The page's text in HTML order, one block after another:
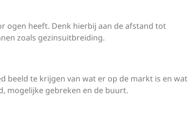
ogen heeft. Denk hierbij aan de afstand tot
zoals gezinsuitbreiding.
beeld te krijgen van wat er op de markt is en wat
mogelijke gebreken en de buurt.